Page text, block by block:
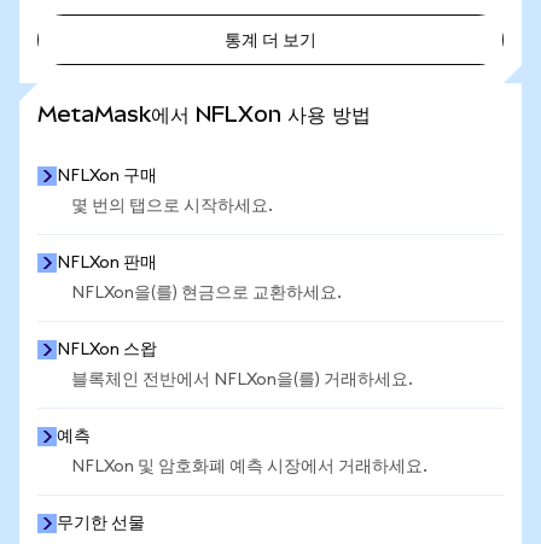
통계 더 보기
MetaMask에서 NFLXon 사용 방법
NFLXon 구매
몇 번의 탭으로 시작하세요.
NFLXon 판매
NFLXon을(를) 현금으로 교환하세요.
NFLXon 스왑
블록체인 전반에서 NFLXon을(를) 거래하세요.
예측
NFLXon 및 암호화폐 예측 시장에서 거래하세요.
무기한 선물